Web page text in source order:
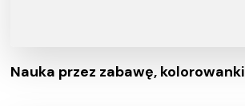
Nauka przez zabawę, kolorowanki